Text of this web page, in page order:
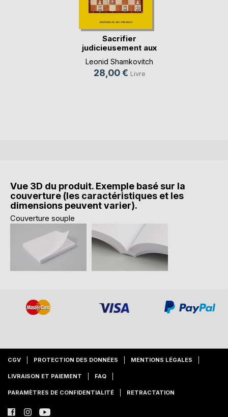
Sacrifier
judicieusement aux
échecs
Leonid Shamkovitch
28,00 € Livre
Vue 3D du produit. Exemple basé sur la
couverture (les caractéristiques et les
dimensions peuvent varier).
Couverture souple
CGV PROTECTION DES DONNÉES MENTIONS LÉGALES
LIVRAISON ET PAIEMENT FAQ
PARAMÈTRES DE CONFIDENTIALITÉ RETRACTATION